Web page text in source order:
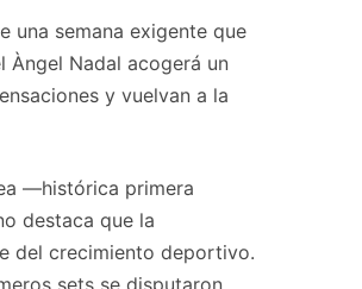
una semana exigente que
Nadal acogerá un
y vuelvan a la
—histórica primera
destaca que la
del crecimiento deportivo.
sets se disputaron